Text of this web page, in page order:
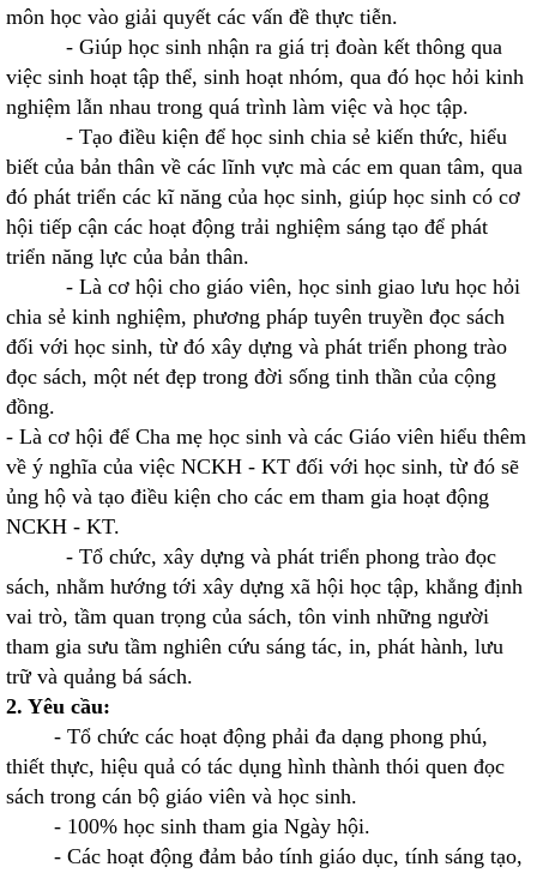
môn học vào giải quyết các vấn đề thực tiễn.
- Giúp học sinh nhận ra giá trị đoàn kết thông qua
việc sinh hoạt tập thể, sinh hoạt nhóm, qua đó học hỏi kinh
nghiệm lẫn nhau trong quá trình làm việc và học tập.
- Tạo điều kiện để học sinh chia sẻ kiến thức, hiểu
biết của bản thân về các lĩnh vực mà các em quan tâm, qua
đó phát triển các kĩ năng của học sinh, giúp học sinh có cơ
hội tiếp cận các hoạt động trải nghiệm sáng tạo để phát
triển năng lực của bản thân.
- Là cơ hội cho giáo viên, học sinh giao lưu học hỏi
chia sẻ kinh nghiệm, phương pháp tuyên truyền đọc sách
đối với học sinh, từ đó xây dựng và phát triển phong trào
đọc sách, một nét đẹp trong đời sống tinh thần của cộng
đồng.
- Là cơ hội để Cha mẹ học sinh và các Giáo viên hiểu thêm
về ý nghĩa của việc NCKH - KT đối với học sinh, từ đó sẽ
ủng hộ và tạo điều kiện cho các em tham gia hoạt động
NCKH - KT.
- Tổ chức, xây dựng và phát triển phong trào đọc
sách, nhằm hướng tới xây dựng xã hội học tập, khẳng định
vai trò, tầm quan trọng của sách, tôn vinh những người
tham gia sưu tầm nghiên cứu sáng tác, in, phát hành, lưu
trữ và quảng bá sách.
2. Yêu cầu:
- Tổ chức các hoạt động phải đa dạng phong phú,
thiết thực, hiệu quả có tác dụng hình thành thói quen đọc
sách trong cán bộ giáo viên và học sinh.
- 100% học sinh tham gia Ngày hội.
- Các hoạt động đảm bảo tính giáo dục, tính sáng tạo,